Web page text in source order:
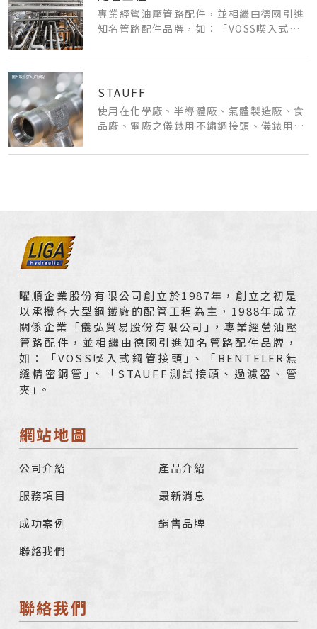
專業經營油壓管路配件，並相繼由德國引進
知名管路配件品牌，如：「VOSS喫入式鋼
「STAUFF測試接頭、過濾器、管夾｣；以
接頭｣。
STAUFF
使用在化學廠、半導體廠、氣體製造廠、食
品廠、電廠之儀錶用不鏽鋼接頭、儀錶用不
曜順企業股份有限公司創立於1987年，創立之初是
以承攬各大型鋼鐵廠的配管工程為主，1988年成立
關係企業「儀弘貿易股份有限公司｣，專業經營油壓
管路配件，並相繼由德國引進知名管路配件品牌，
如：「VOSS喫入式鋼管接頭｣、「BENTELER無
縫精密鋼管｣、「STAUFF測試接頭、過濾器、管
夾｣。
網站地圖
公司介紹
產品介紹
服務項目
最新消息
成功案例
銷售品牌
聯絡我們
聯絡我們